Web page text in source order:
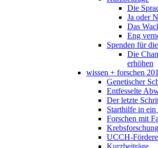
Die
Ja oder
Das
Eng
Spenden für
Die
erhöhen
wissen + forschen
Genetischer
Entfesselte
Der letzte
Starthilfe in ein
Forschen mit
UCCH-
Kurzbeiträge